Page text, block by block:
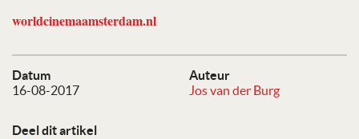
Datum
16-08-2017
Auteur
Jos van der Burg
Deel dit artikel
worldcinemaamsterdam.nl